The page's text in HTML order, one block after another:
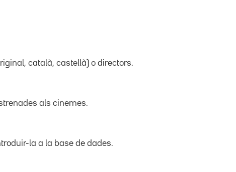
català, castellà) o directors.
als cinemes.
la a la base de dades.